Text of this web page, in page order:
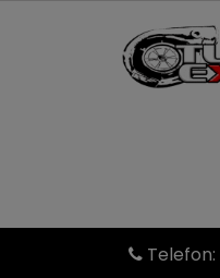
Telefon: